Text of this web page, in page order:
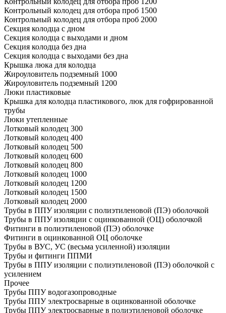
Контрольный колодец для отбора проб 1500
Контрольный колодец для отбора проб 2000
Секция колодца с дном
Секция колодца с выходами и дном
Секция колодца без дна
Секция колодца с выходами без дна
Крышка люка для колодца
Жироуловитель подземный 1000
Жироуловитель подземный 1200
Люки пластиковые
Крышка для колодца пластикового, люк для гофрированной
трубы
Люки утепленные
Лотковый колодец 300
Лотковый колодец 400
Лотковый колодец 500
Лотковый колодец 600
Лотковый колодец 800
Лотковый колодец 1000
Лотковый колодец 1200
Лотковый колодец 1500
Лотковый колодец 2000
Трубы в ППУ изоляции с полиэтиленовой (ПЭ) оболочкой
Трубы в ППУ изоляции с оцинкованной (ОЦ) оболочкой
Фитинги в полиэтиленовой (ПЭ) оболочке
Фитинги в оцинкованной ОЦ оболочке
Трубы в ВУС, УС (весьма усиленной) изоляции
Трубы и фитинги ППМИ
Трубы в ППУ изоляции с полиэтиленовой (ПЭ) оболочкой с
усилением
Прочее
Трубы ППУ водогазопроводные
Трубы ППУ электросварные в оцинкованной оболочке
Трубы ППУ электросварные в полиэтиленовой оболочке